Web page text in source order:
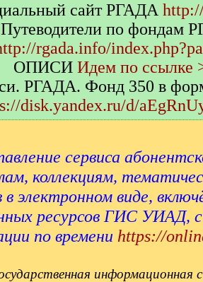
сайт РГАДА
Путеводители по фондам
rgada.info/
ОПИСИ Идем по ссылке
РГАДА. Фонд 350 в
disk.yandex.ru/d/
сервиса
коллекциям,
электронном виде,
ресурсов ГИС УИАД,
по времени https://
информационная